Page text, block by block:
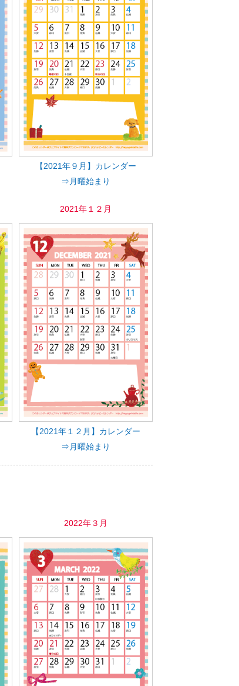
【2021年９月】カレンダー
⇒月曜始まり
2021年１２月
【2021年１２月】カレンダー
⇒月曜始まり
2022年３月